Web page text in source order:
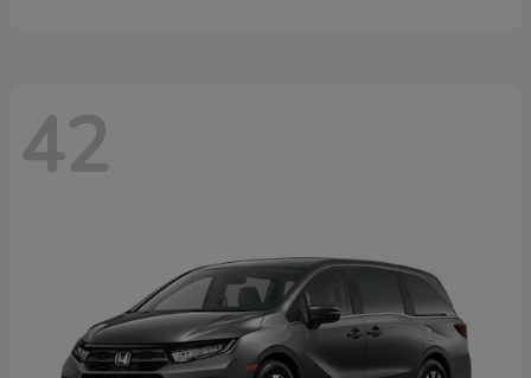
42